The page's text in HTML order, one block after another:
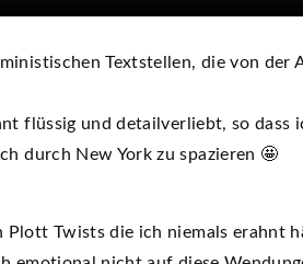
Textstellen, die von der
flüssig und detailverliebt, so dass
durch New York zu spazieren 🤩
Twists die ich niemals erahnt